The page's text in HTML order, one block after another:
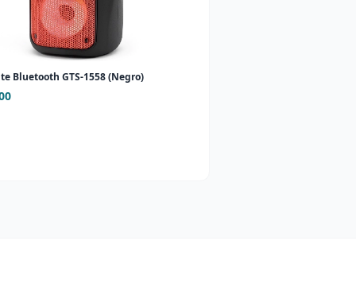
Bluetooth GTS-1558 (Negro)